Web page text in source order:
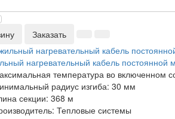
Заказать
нагревательный кабель постоянной
температура во включенном
радиус изгиба: 30 мм
секции: 368 м
Тепловые системы